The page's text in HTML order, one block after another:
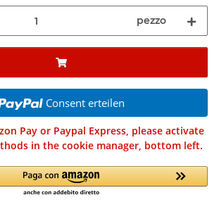
pezzo
Consent erteilen
Pay or Paypal Express, please activate
in the cookie manager, bottom left.